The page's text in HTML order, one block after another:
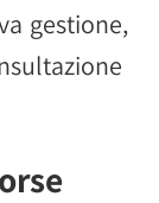
gestione,